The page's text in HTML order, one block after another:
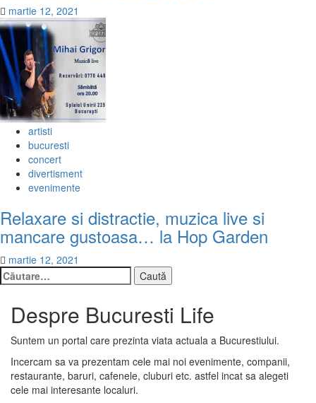
martie 12, 2021
artisti
bucuresti
concert
divertisment
evenimente
Relaxare si distractie, muzica live si
mancare gustoasa… la Hop Garden
martie 12, 2021
Caută
după:
Despre Bucuresti Life
Suntem un portal care prezinta viata actuala a Bucurestiului.
Incercam sa va prezentam cele mai noi evenimente, companii,
restaurante, baruri, cafenele, cluburi etc. astfel incat sa alegeti
cele mai interesante localuri.